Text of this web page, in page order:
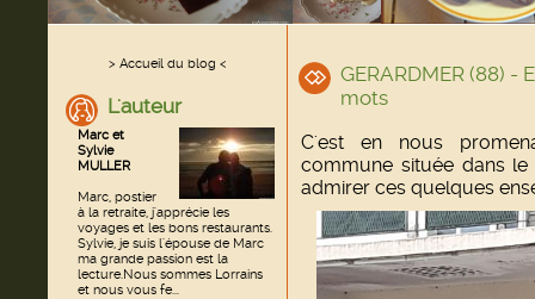
> Accueil du blog <
L'auteur
Marc et
Sylvie
MULLER
Marc, postier
à la retraite, j'apprécie les
voyages et les bons restaurants.
Sylvie, je suis l'épouse de Marc
ma grande passion est la
lecture.Nous sommes Lorrains
et nous vous fe...
GERARDMER (88) -
mots
C'est en nous
commune située dans
admirer ces quelques